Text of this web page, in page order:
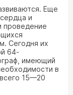
Еще
и
проведение
Сегодня их
64-
имеющий
в
15—20